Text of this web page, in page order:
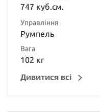
747 куб.см.
Управління
Румпель
Вага
102 кг
Дивитися всі